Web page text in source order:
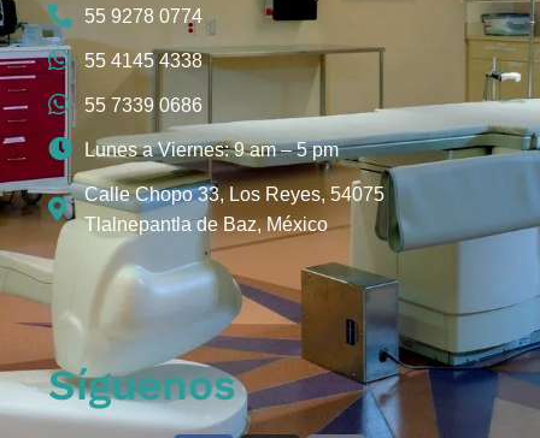
55 9278 0774
55 4145 4338
55 7339 0686
Lunes a Viernes: 9 am – 5 pm
Calle Chopo 33, Los Reyes, 54075
Tlalnepantla de Baz, México
Síguenos